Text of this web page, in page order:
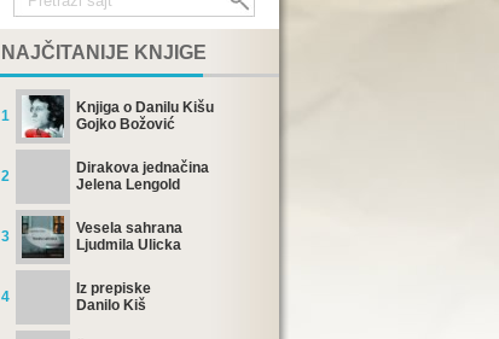
NAJČITANIJE KNJIGE
1
Knjiga o Danilu Kišu
Gojko Božović
2
Dirakova jednačina
Jelena Lengold
3
Vesela sahrana
Ljudmila Ulicka
4
Iz prepiske
Danilo Kiš